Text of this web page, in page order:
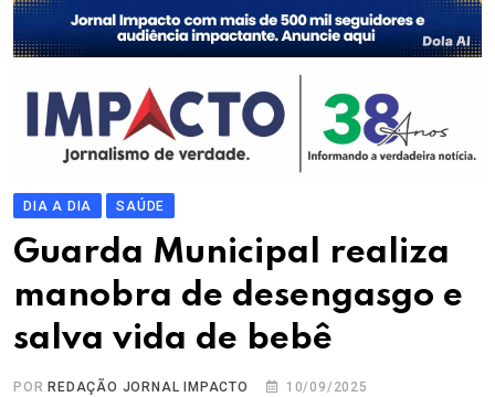
DIA A DIA SAÚDE
Guarda Municipal realiza
manobra de desengasgo e
salva vida de bebê
POR REDAÇÃO JORNAL IMPACTO
10/09/2025